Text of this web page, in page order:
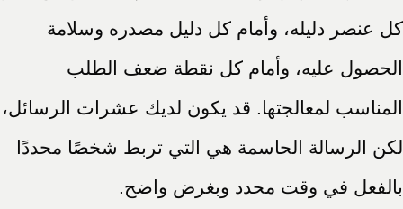
كل عنصر دليله، وأمام كل دليل مصدره وسلامة
الحصول عليه، وأمام كل نقطة ضعف الطلب
المناسب لمعالجتها. قد يكون لديك عشرات الرسائل،
لكن الرسالة الحاسمة هي التي تربط شخصًا محددًا
بالفعل في وقت محدد وبغرض واضح.